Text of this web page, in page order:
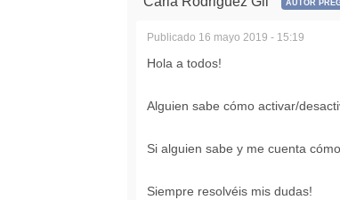
AUTOR
Publicado 16 mayo 2019 - 15:19
Hola a todos!
Alguien sabe cómo activar/
Si alguien sabe y me cuenta
Siempre resolvéis mis dudas!